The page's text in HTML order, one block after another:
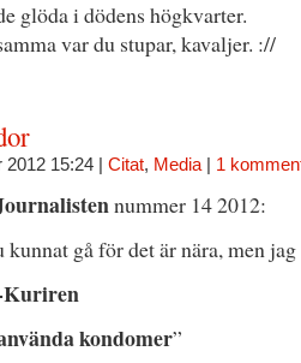
glöda i dödens högkvarter.
var du stupar, kavaljer. ://
2012 15:24 | Citat, Media| 1
nummer 14 2012:
kunnat gå för det är nära, men
Kuriren
kondomer”